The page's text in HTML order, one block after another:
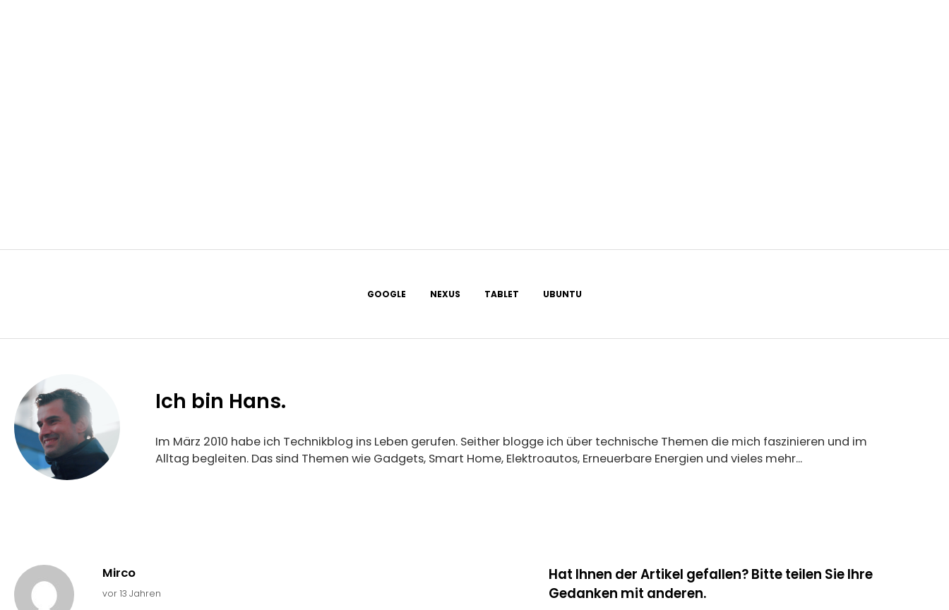
GOOGLE NEXUS TABLET UBUNTU
Ich bin Hans.
Im März 2010 habe ich Technikblog ins Leben gerufen. Seither blogge ich über technische Themen die mich faszinieren und im
Alltag begleiten. Das sind Themen wie Gadgets, Smart Home, Elektroautos, Erneuerbare Energien und vieles mehr...
Mirco
vor 13 Jahren
Hat Ihnen der Artikel gefallen? Bitte teilen Sie Ihre
Gedanken mit anderen.